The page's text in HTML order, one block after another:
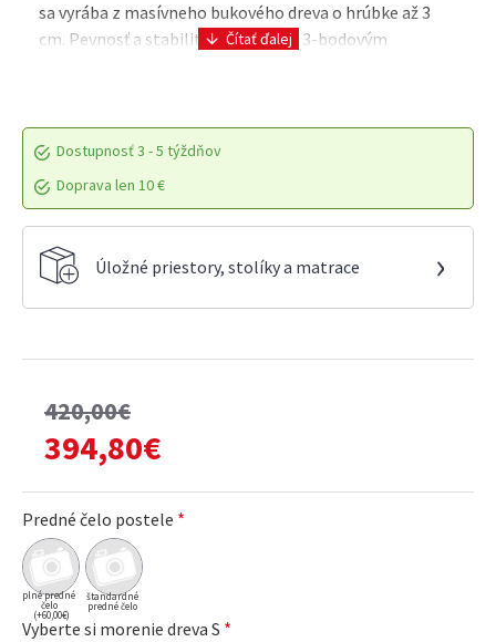
sa vyrába z masívneho bukového dreva o hrúbke až 3
cm. Pevnosť a stabilita sú zaistené 3-bodovým
Dostupnosť3 - 5 týždňov
Doprava len 10 €
Úložné priestory, stolíky a matrace ›
420,00€
394,80€
Predné čelo postele
plné predné
čelo
(+60,00€)
štandardné
predné čelo
Vyberte si morenie dreva S